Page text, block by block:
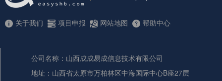
关于我们 项目申报 网站地图 帮助中心
公司名称：山西成成易成信息技术有限公司
地址：山西省太原市万柏林区中海国际中心B座27层